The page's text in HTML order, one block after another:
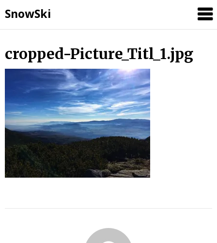
SnowSki
Skip
cropped-Picture_Titl_1.jpg